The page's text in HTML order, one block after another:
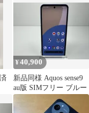
¥40,900
新品同様 Aquos sense9
au版 SIMフリー ブルー